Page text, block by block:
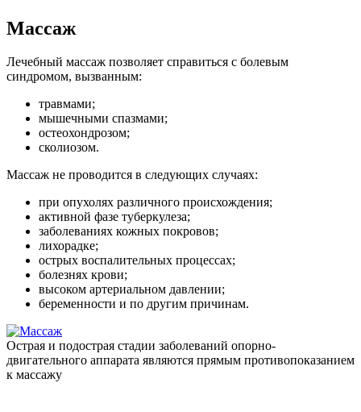
Массаж
Лечебный массаж позволяет справиться с болевым
синдромом, вызванным:
травмами;
мышечными спазмами;
остеохондрозом;
сколиозом.
Массаж не проводится в следующих случаях:
при опухолях различного происхождения;
активной фазе туберкулеза;
заболеваниях кожных покровов;
лихорадке;
острых воспалительных процессах;
болезнях крови;
высоком артериальном давлении;
беременности и по другим причинам.
Острая и подострая стадии заболеваний опорно-
двигательного аппарата являются прямым противопоказанием
к массажу